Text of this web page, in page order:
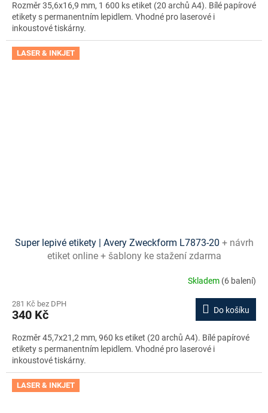
Rozměr 35,6x16,9 mm, 1 600 ks etiket (20 archů A4). Bílé papírové
etikety s permanentním lepidlem. Vhodné pro laserové i
inkoustové tiskárny.
LASER & INKJET
Super lepivé etikety | Avery Zweckform L7873-20 + návrh
etiket online + šablony ke stažení zdarma
Skladem (6 balení)
281 Kč bez DPH
340 Kč Do košíku
Rozměr 45,7x21,2 mm, 960 ks etiket (20 archů A4). Bílé papírové
etikety s permanentním lepidlem. Vhodné pro laserové i
inkoustové tiskárny.
LASER & INKJET